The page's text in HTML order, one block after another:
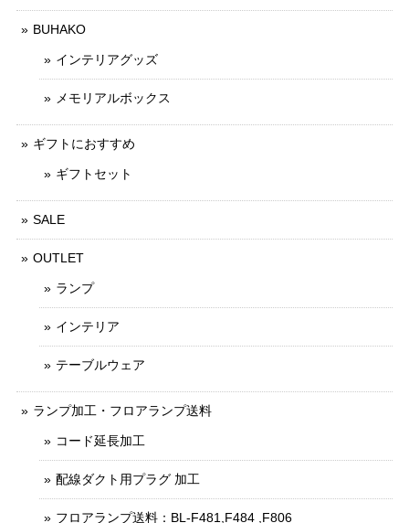
BUHAKO
インテリアグッズ
メモリアルボックス
ギフトにおすすめ
ギフトセット
SALE
OUTLET
ランプ
インテリア
テーブルウェア
ランプ加工・フロアランプ送料
コード延長加工
配線ダクト用プラグ 加工
フロアランプ送料：BL-F481,F484 ,F806